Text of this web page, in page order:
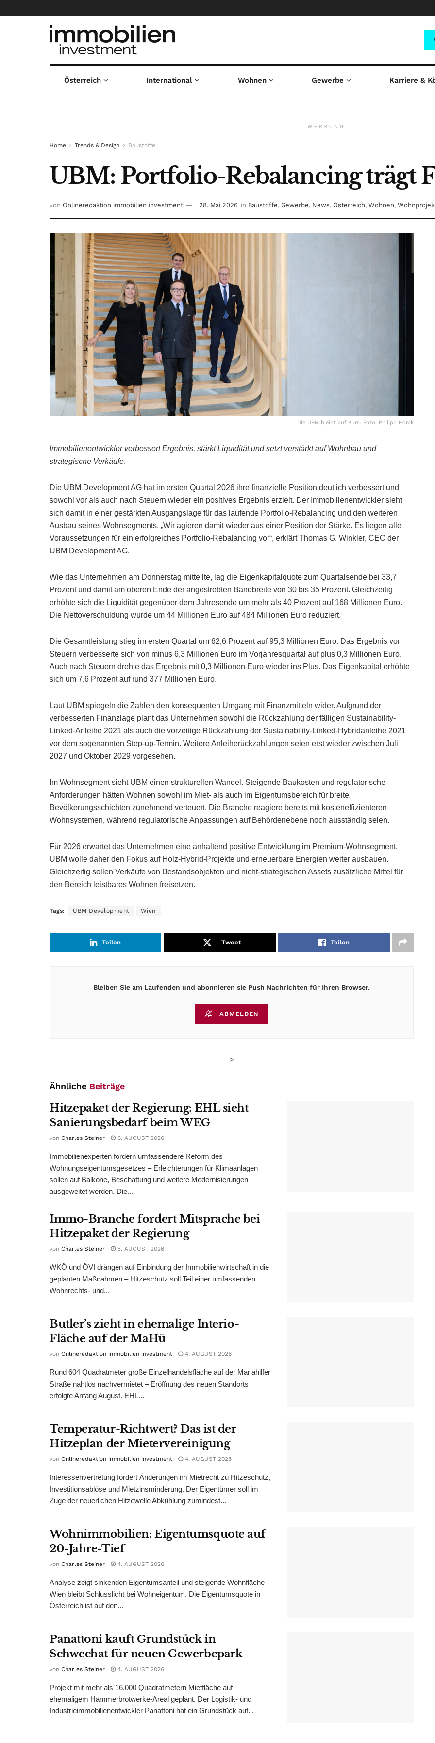
Österreich International Wohnen Gewerbe Karriere &
WERBUNG
Home Trends & Design Baustoffe
UBM: Portfolio-Rebalancing trägt
von Onlineredaktion immobilien investment 28. Mai 2026 in Baustoffe, Gewerbe, News, Österreich, Wohnen,
Die UBM bleibt auf Kurs. Foto: Philipp Horak
Immobilienentwickler verbessert Ergebnis, stärkt Liquidität und setzt verstärkt auf Wohnbau und
strategische Verkäufe.
Die UBM Development AG hat im ersten Quartal 2026 ihre finanzielle Position deutlich verbessert und
sowohl vor als auch nach Steuern wieder ein positives Ergebnis erzielt. Der Immobilienentwickler sieht
sich damit in einer gestärkten Ausgangslage für das laufende Portfolio-Rebalancing und den weiteren
Ausbau seines Wohnsegments. „Wir agieren damit wieder aus einer Position der Stärke. Es liegen alle
Voraussetzungen für ein erfolgreiches Portfolio-Rebalancing vor“, erklärt Thomas G. Winkler, CEO der
UBM Development AG.
Wie das Unternehmen am Donnerstag mitteilte, lag die Eigenkapitalquote zum Quartalsende bei 33,7
Prozent und damit am oberen Ende der angestrebten Bandbreite von 30 bis 35 Prozent. Gleichzeitig
erhöhte sich die Liquidität gegenüber dem Jahresende um mehr als 40 Prozent auf 168 Millionen Euro.
Die Nettoverschuldung wurde um 44 Millionen Euro auf 484 Millionen Euro reduziert.
Die Gesamtleistung stieg im ersten Quartal um 62,6 Prozent auf 95,3 Millionen Euro. Das Ergebnis vor
Steuern verbesserte sich von minus 6,3 Millionen Euro im Vorjahresquartal auf plus 0,3 Millionen Euro.
Auch nach Steuern drehte das Ergebnis mit 0,3 Millionen Euro wieder ins Plus. Das Eigenkapital erhöhte
sich um 7,6 Prozent auf rund 377 Millionen Euro.
Laut UBM spiegeln die Zahlen den konsequenten Umgang mit Finanzmitteln wider. Aufgrund der
verbesserten Finanzlage plant das Unternehmen sowohl die Rückzahlung der fälligen Sustainability-
Linked-Anleihe 2021 als auch die vorzeitige Rückzahlung der Sustainability-Linked-Hybridanleihe 2021
vor dem sogenannten Step-up-Termin. Weitere Anleiherückzahlungen seien erst wieder zwischen Juli
2027 und Oktober 2029 vorgesehen.
Im Wohnsegment sieht UBM einen strukturellen Wandel. Steigende Baukosten und regulatorische
Anforderungen hätten Wohnen sowohl im Miet- als auch im Eigentumsbereich für breite
Bevölkerungsschichten zunehmend verteuert. Die Branche reagiere bereits mit kosteneffizienteren
Wohnsystemen, während regulatorische Anpassungen auf Behördenebene noch ausständig seien.
Für 2026 erwartet das Unternehmen eine anhaltend positive Entwicklung im Premium-Wohnsegment.
UBM wolle daher den Fokus auf Holz-Hybrid-Projekte und erneuerbare Energien weiter ausbauen.
Gleichzeitig sollen Verkäufe von Bestandsobjekten und nicht-strategischen Assets zusätzliche Mittel für
den Bereich leistbares Wohnen freisetzen.
Tags: UBM Development Wien
Teilen Tweet Teilen
Bleiben Sie am Laufenden und abonnieren sie Push Nachrichten für Ihren Browser.
ABMELDEN
>
Ähnliche Beiträge
Hitzepaket der Regierung: EHL sieht
Sanierungsbedarf beim WEG
von Charles Steiner 6. AUGUST 2026
Immobilienexperten fordern umfassendere Reform des
Wohnungseigentumsgesetzes – Erleichterungen für Klimaanlagen
sollen auf Balkone, Beschattung und weitere Modernisierungen
ausgeweitet werden. Die...
Immo-Branche fordert Mitsprache bei
Hitzepaket der Regierung
von Charles Steiner 5. AUGUST 2026
WKÖ und ÖVI drängen auf Einbindung der Immobilienwirtschaft in die
geplanten Maßnahmen – Hitzeschutz soll Teil einer umfassenden
Wohnrechts- und...
Butler’s zieht in ehemalige Interio-
Fläche auf der MaHü
von Onlineredaktion immobilien investment 4. AUGUST 2026
Rund 604 Quadratmeter große Einzelhandelsfläche auf der Mariahilfer
Straße nahtlos nachvermietet – Eröffnung des neuen Standorts
erfolgte Anfang August. EHL...
Temperatur-Richtwert? Das ist der
Hitzeplan der Mietervereinigung
von Onlineredaktion immobilien investment 4. AUGUST 2026
Interessenvertretung fordert Änderungen im Mietrecht zu Hitzeschutz,
Investitionsablöse und Mietzinsminderung. Der Eigentümer soll im
Zuge der neuerlichen Hitzewelle Abkühlung zumindest...
Wohnimmobilien: Eigentumsquote auf
20-Jahre-Tief
von Charles Steiner 4. AUGUST 2026
Analyse zeigt sinkenden Eigentumsanteil und steigende Wohnfläche –
Wien bleibt Schlusslicht bei Wohneigentum. Die Eigentumsquote in
Österreich ist auf den...
Panattoni kauft Grundstück in
Schwechat für neuen Gewerbepark
von Charles Steiner 4. AUGUST 2026
Projekt mit mehr als 16.000 Quadratmetern Mietfläche auf
ehemaligem Hammerbrotwerke-Areal geplant. Der Logistik- und
Industrieimmobilienentwickler Panattoni hat ein Grundstück auf...